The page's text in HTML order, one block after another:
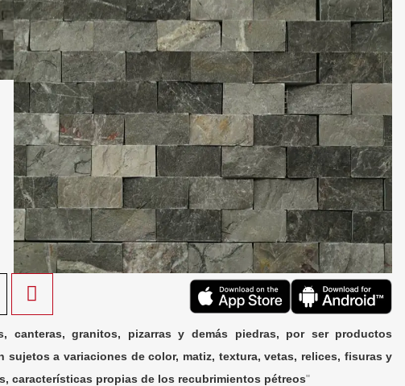
canteras, granitos, pizarras y demás piedras, por ser productos
sujetos a variaciones de color, matiz, textura, vetas, relices, fisuras y
características propias de los recubrimientos pétreos"